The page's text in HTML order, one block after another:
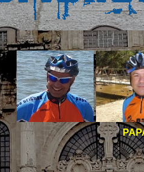
PAPA TRILHOS -